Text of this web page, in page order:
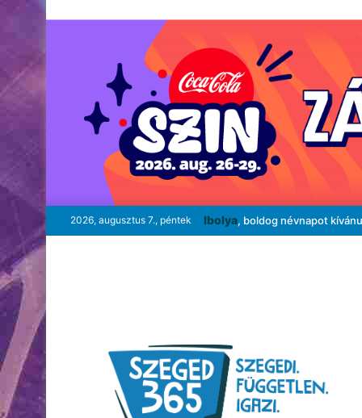
2026, augusztus 7., péntek Ibolya, boldog névnapot